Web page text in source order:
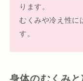
ります。
むくみや冷え性に
す。
身体のむくみ